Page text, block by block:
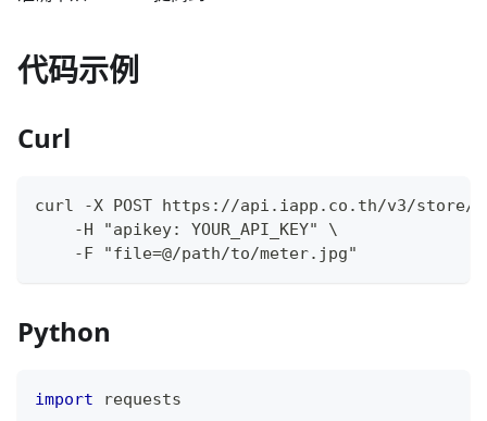
代码示例
Curl
curl -X POST https://api.iapp.co.th/v3/store/
    -H "apikey: YOUR_API_KEY" \
    -F "file=@/path/to/meter.jpg"
Python
import requests